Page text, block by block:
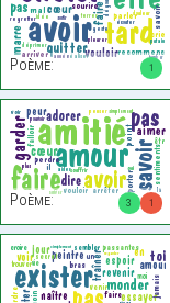
1
Poème:
3 1
Poème: